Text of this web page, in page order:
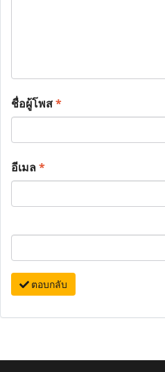
ชื่อผู้โพส*
อีเมล*
ตอบกลับ